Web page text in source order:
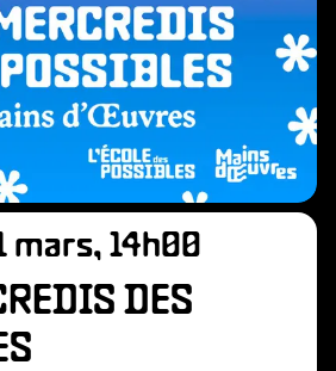
mars, 14h00
DES